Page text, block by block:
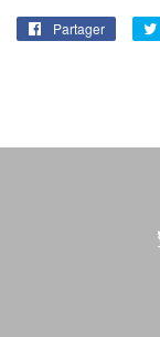
Partager
Partager